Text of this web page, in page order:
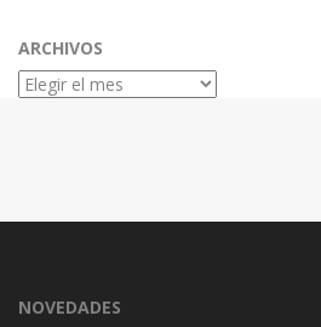
ARCHIVOS
Archivos
NOVEDADES